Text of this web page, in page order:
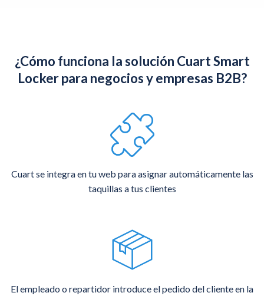
¿Cómo funciona la solución Cuart Smart
Locker para negocios y empresas B2B?
Cuart se integra en tu web para asignar automáticamente las
taquillas a tus clientes
El empleado o repartidor introduce el pedido del cliente en la